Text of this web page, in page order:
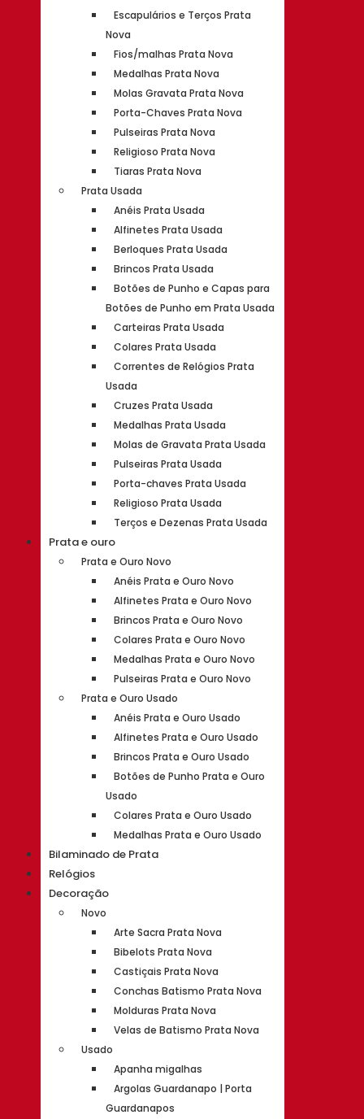
Escapulários e Terços Prata
Nova
Fios/malhas Prata Nova
Medalhas Prata Nova
Molas Gravata Prata Nova
Porta-Chaves Prata Nova
Pulseiras Prata Nova
Religioso Prata Nova
Tiaras Prata Nova
Prata Usada
Anéis Prata Usada
Alfinetes Prata Usada
Berloques Prata Usada
Brincos Prata Usada
Botões de Punho e Capas para
Botões de Punho em Prata Usada
Carteiras Prata Usada
Colares Prata Usada
Correntes de Relógios Prata
Usada
Cruzes Prata Usada
Medalhas Prata Usada
Molas de Gravata Prata Usada
Pulseiras Prata Usada
Porta-chaves Prata Usada
Religioso Prata Usada
Terços e Dezenas Prata Usada
Prata e ouro
Prata e Ouro Novo
Anéis Prata e Ouro Novo
Alfinetes Prata e Ouro Novo
Brincos Prata e Ouro Novo
Colares Prata e Ouro Novo
Medalhas Prata e Ouro Novo
Pulseiras Prata e Ouro Novo
Prata e Ouro Usado
Anéis Prata e Ouro Usado
Alfinetes Prata e Ouro Usado
Brincos Prata e Ouro Usado
Botões de Punho Prata e Ouro
Usado
Colares Prata e Ouro Usado
Medalhas Prata e Ouro Usado
Bilaminado de Prata
Relógios
Decoração
Novo
Arte Sacra Prata Nova
Bibelots Prata Nova
Castiçais Prata Nova
Conchas Batismo Prata Nova
Molduras Prata Nova
Velas de Batismo Prata Nova
Usado
Apanha migalhas
Argolas Guardanapo | Porta
Guardanapos